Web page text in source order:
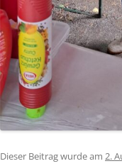
Dieser Beitrag wurde am 2.